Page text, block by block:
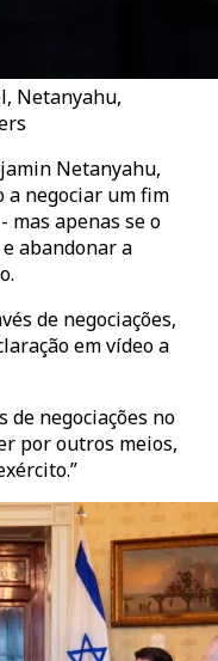
Netanyahu,
Netanyahu,
a negociar um fim
mas apenas se o
abandonar a
de negociações,
em vídeo a
de negociações no
por outros meios,